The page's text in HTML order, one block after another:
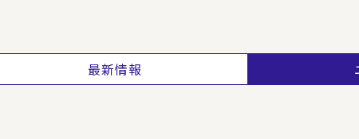
最新情報